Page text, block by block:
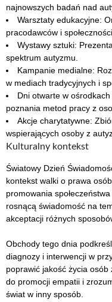
najnowszych badań nad
Warsztaty edukacyjne:
pracodawców i
Wystawy sztuki:
spektrum autyzmu.
Kampanie medialne:
w mediach tradycyjnych i
Dni otwarte w
poznania metod pracy z
Akcje charytatywne:
wspierających osoby z
Kulturalny kontekst
Światowy Dzień
kontekst walki o prawa
promowania
rosnącą świadomość na
akceptacji różnych
Obchody tego dnia
diagnozy i interwencji w
poprawić jakość życia
do promocji empatii i
świat w inny sposób.